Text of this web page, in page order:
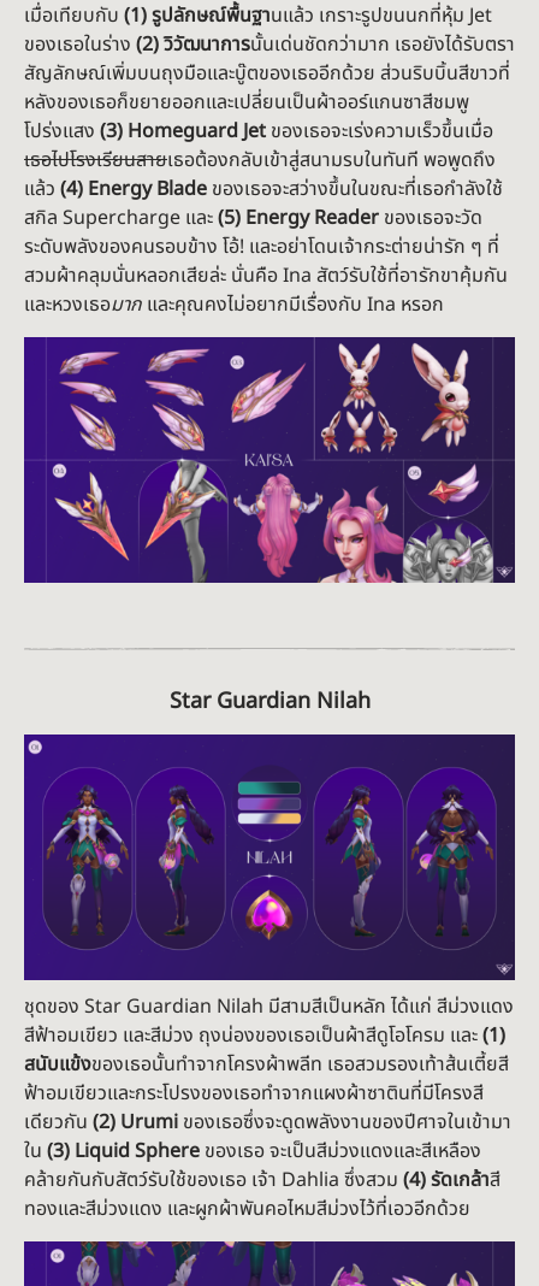
เมื่อเทียบกับ (1) รูปลักษณ์พื้นฐานแล้ว เกราะรูปขนนกที่หุ้ม Jet
ของเธอในร่าง (2) วิวัฒนาการนั้นเด่นชัดกว่ามาก เธอยังได้รับตรา
สัญลักษณ์เพิ่มบนถุงมือและบู๊ตของเธออีกด้วย ส่วนริบบิ้นสีขาวที่
หลังของเธอก็ขยายออกและเปลี่ยนเป็นผ้าออร์แกนซาสีชมพู
โปร่งแสง (3) Homeguard Jet ของเธอจะเร่งความเร็วขึ้นเมื่อ
เธอไปโรงเรียนสายเธอต้องกลับเข้าสู่สนามรบในทันที พอพูดถึง
แล้ว (4) Energy Blade ของเธอจะสว่างขึ้นในขณะที่เธอกำลังใช้
สกิล Supercharge และ(5) Energy Reader ของเธอจะวัด
ระดับพลังของคนรอบข้าง โอ้! และอย่าโดนเจ้ากระต่ายน่ารัก ๆ ที่
สวมผ้าคลุมนั่นหลอกเสียล่ะ นั่นคือ Ina สัตว์รับใช้ที่อารักขาคุ้มกัน
และหวงเธอมาก และคุณคงไม่อยากมีเรื่องกับ Ina หรอก
Star Guardian Nilah
ชุดของ Star Guardian Nilah มีสามสีเป็นหลัก ได้แก่ สีม่วงแดง
สีฟ้าอมเขียว และสีม่วง ถุงน่องของเธอเป็นผ้าสีดูโอโครม และ(1)
สนับแข้งของเธอนั้นทำจากโครงผ้าพลีท เธอสวมรองเท้าส้นเตี้ยสี
ฟ้าอมเขียวและกระโปรงของเธอทำจากแผงผ้าซาตินที่มีโครงสี
เดียวกัน (2) Urumi ของเธอซึ่งจะดูดพลังงานของปีศาจในเข้ามา
ใน (3) Liquid Sphere ของเธอ จะเป็นสีม่วงแดงและสีเหลือง
คล้ายกันกับสัตว์รับใช้ของเธอ เจ้า Dahlia ซึ่งสวม (4) รัดเกล้าสี
ทองและสีม่วงแดง และผูกผ้าพันคอไหมสีม่วงไว้ที่เอวอีกด้วย